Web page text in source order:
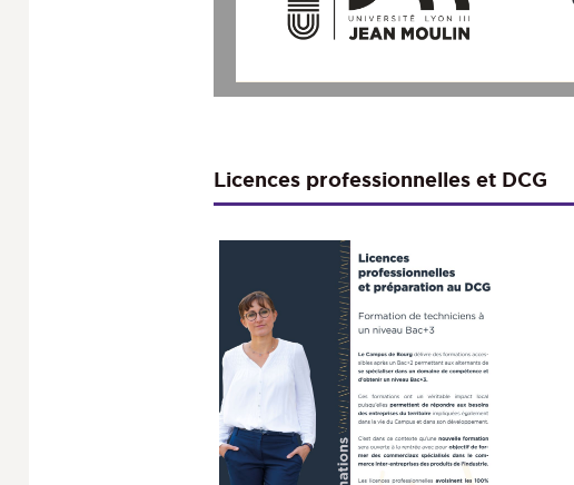
Licences professionnelles et DCG